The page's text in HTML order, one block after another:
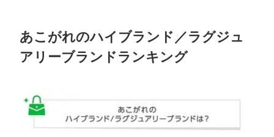
あこがれのハイブランド／ラグジュ
アリーブランドランキング